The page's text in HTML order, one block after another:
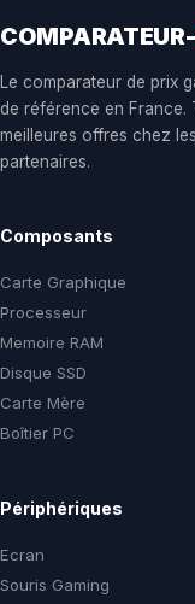
COMPARATEUR-
Le comparateur de prix
de référence en France.
meilleures offres chez
partenaires.
Composants
Carte Graphique
Processeur
Memoire RAM
Disque SSD
Carte Mère
Boîtier PC
Périphériques
Ecran
Souris Gaming